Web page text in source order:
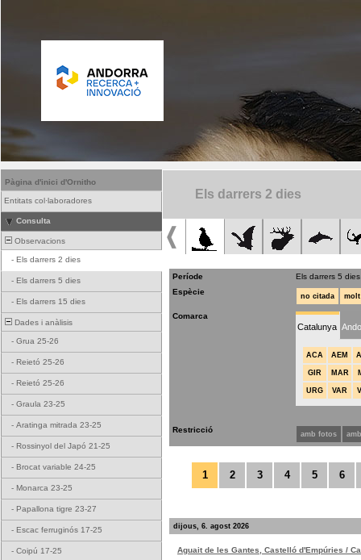
Pàgina d'inici d'Ornitho
Entitats col·laboradores
Consulta
Observacions
- Els darrers 2 dies
- Els darrers 5 dies
- Els darrers 15 dies
Dades i anàlisis
- Grua 25-26
- Reietó 25-26
- Reietó 25-26
- Graula 23-25
- Aratinga mitrada 23-25
- Rossinyol del Japó 21-25
- Brocat variable 24-25
- Monarca 23-25
- Papallona tigre 23-27
- Escac ferruginós 17-25
- Coipú 17-25
Els darrers 2 dies
Període
Els darrers 5 dies
Espècie
no citada
Comarca
Catalunya
ACA AEM
GIR MAR
URG VAR
Restricció amb fotos
1 2 3 4 5 6
dijous, 6. agost 2026
Aguait de les Gantes, Castelló d'Empúries /